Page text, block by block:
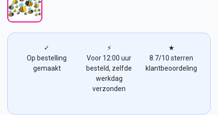
✓
Op bestelling
gemaakt
⚡
Voor 12:00 uur
besteld, zelfde
werkdag
verzonden
★
8.7/10 sterren
klantbeoordeling